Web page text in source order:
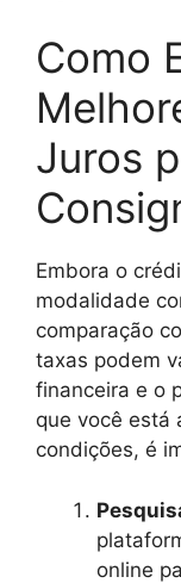
Como
Juros
Embora o
modalidade
comparação
taxas podem
financeira e o
que você está
condições, é
online